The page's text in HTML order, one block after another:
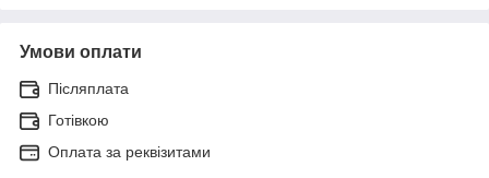
Умови оплати
Післяплата
Готівкою
Оплата за реквізитами